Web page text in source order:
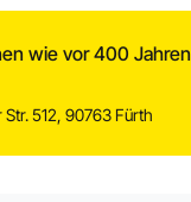
wie vor 400 Jahren
512, 90763 Fürth